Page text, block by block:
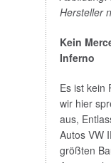
Hersteller
Kein
Inferno
Es ist kein
wir hier
aus,
Autos VW
größten